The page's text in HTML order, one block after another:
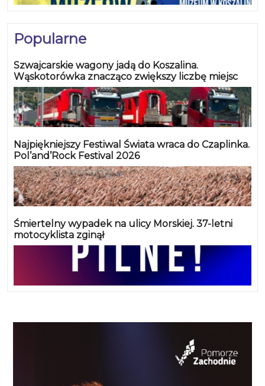
Popularne
Szwajcarskie wagony jadą do Koszalina.
Wąskotorówka znacząco zwiększy liczbę miejsc
Najpiękniejszy Festiwal Świata wraca do Czaplinka.
Pol’and’Rock Festival 2026
Śmiertelny wypadek na ulicy Morskiej. 37-letni
motocyklista zginął